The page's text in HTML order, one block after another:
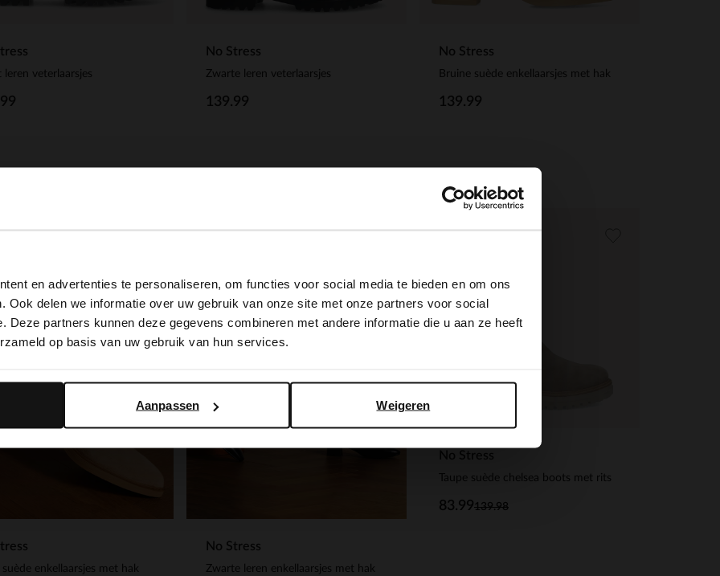
en advertenties te personaliseren, om functies voor social media te bieden en om ons
Ook delen we informatie over uw gebruik van onze site met onze partners voor social
Deze partners kunnen deze gegevens combineren met andere informatie die u aan ze heeft
op basis van uw gebruik van hun services.
Weigeren
Aanpassen
leren veterlaarsjes
No Stress
Zwarte leren veterlaarsjes
139.99
No Stress
Bruine suède enkellaarsjes met hak
139.99
suède enkellaarsjes met hak
No Stress
Zwarte leren enkellaarsjes met hak
Taupe suède chelsea boots met rits
139.98
83.99
×
It looks like your language isn't Dutch. Would you like to